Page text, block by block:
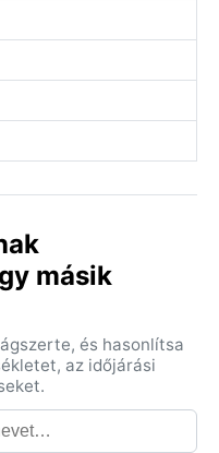
másik
és hasonlítsa
az időjárási